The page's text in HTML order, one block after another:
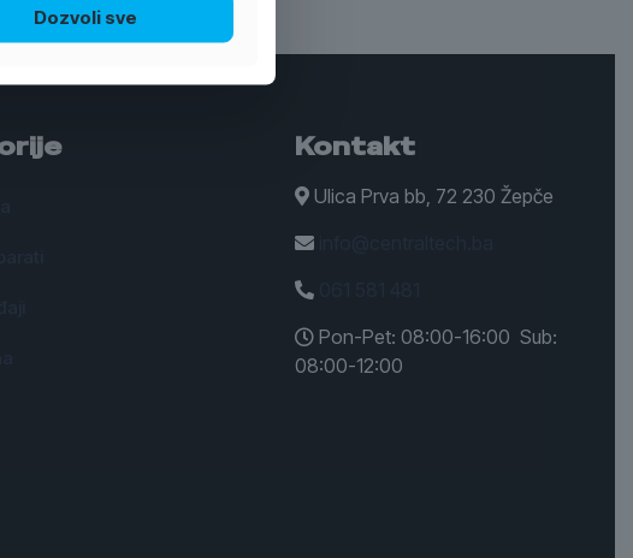
Kontakt
Ulica Prva bb, 72 230 Žepče
Pon-Pet: 08:00-16:00 Sub:
08:00-12:00
Dozvoli sve